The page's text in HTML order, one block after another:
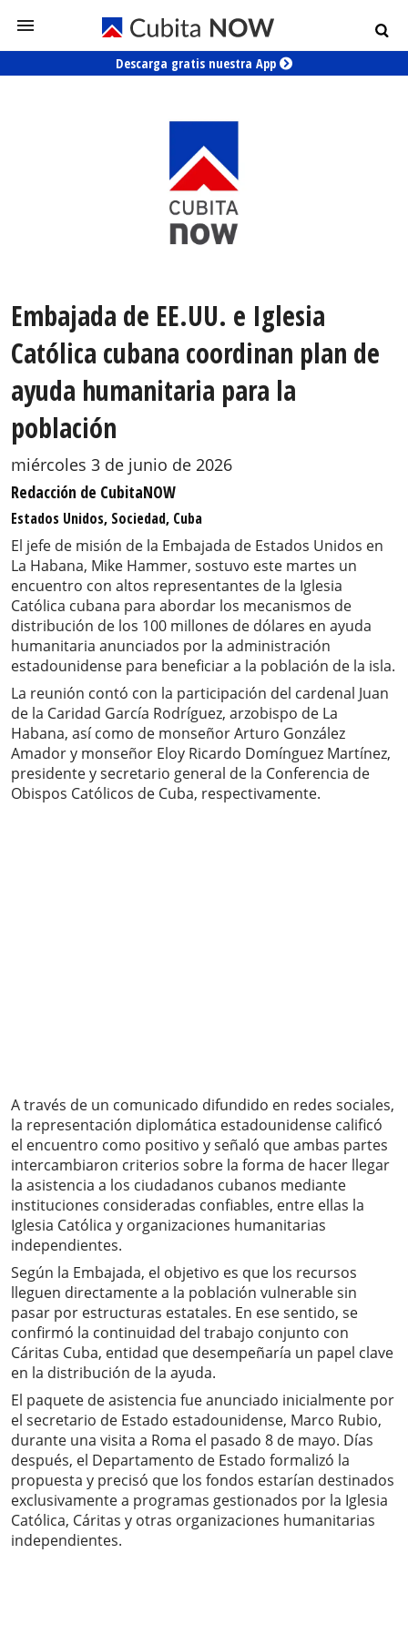
Descarga gratis nuestra App
Embajada de EE.UU. e Iglesia
Católica cubana coordinan plan de
ayuda humanitaria para la
población
miércoles 3 de junio de 2026
Redacción de CubitaNOW
Estados Unidos, Sociedad, Cuba
El jefe de misión de la Embajada de Estados Unidos en
La Habana, Mike Hammer, sostuvo este martes un
encuentro con altos representantes de la Iglesia
Católica cubana para abordar los mecanismos de
distribución de los 100 millones de dólares en ayuda
humanitaria anunciados por la administración
estadounidense para beneficiar a la población de la isla.
La reunión contó con la participación del cardenal Juan
de la Caridad García Rodríguez, arzobispo de La
Habana, así como de monseñor Arturo González
Amador y monseñor Eloy Ricardo Domínguez Martínez,
presidente y secretario general de la Conferencia de
Obispos Católicos de Cuba, respectivamente.
A través de un comunicado difundido en redes sociales,
la representación diplomática estadounidense calificó
el encuentro como positivo y señaló que ambas partes
intercambiaron criterios sobre la forma de hacer llegar
la asistencia a los ciudadanos cubanos mediante
instituciones consideradas confiables, entre ellas la
Iglesia Católica y organizaciones humanitarias
independientes.
Según la Embajada, el objetivo es que los recursos
lleguen directamente a la población vulnerable sin
pasar por estructuras estatales. En ese sentido, se
confirmó la continuidad del trabajo conjunto con
Cáritas Cuba, entidad que desempeñaría un papel clave
en la distribución de la ayuda.
El paquete de asistencia fue anunciado inicialmente por
el secretario de Estado estadounidense, Marco Rubio,
durante una visita a Roma el pasado 8 de mayo. Días
después, el Departamento de Estado formalizó la
propuesta y precisó que los fondos estarían destinados
exclusivamente a programas gestionados por la Iglesia
Católica, Cáritas y otras organizaciones humanitarias
independientes.